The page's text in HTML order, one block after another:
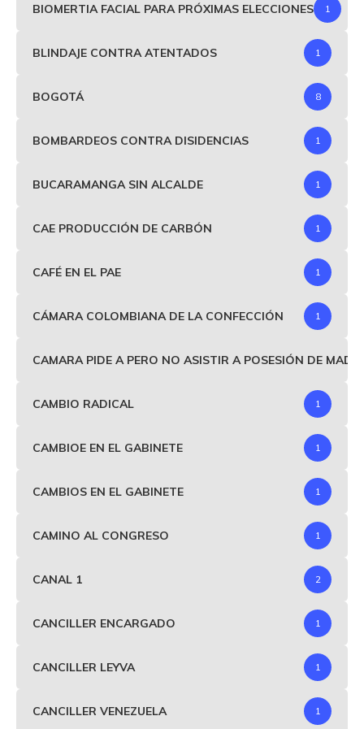
BIOMERTIA FACIAL PARA PRÓXIMAS ELECCIONES 1
BLINDAJE CONTRA ATENTADOS 1
BOGOTÁ 8
BOMBARDEOS CONTRA DISIDENCIAS 1
BUCARAMANGA SIN ALCALDE 1
CAE PRODUCCIÓN DE CARBÓN 1
CAFÉ EN EL PAE 1
CÁMARA COLOMBIANA DE LA CONFECCIÓN 1
CAMARA PIDE A PERO NO ASISTIR A POSESIÓN DE
CAMBIO RADICAL 1
CAMBIOE EN EL GABINETE 1
CAMBIOS EN EL GABINETE 1
CAMINO AL CONGRESO 1
CANAL 1 2
CANCILLER ENCARGADO 1
CANCILLER LEYVA 1
CANCILLER VENEZUELA 1